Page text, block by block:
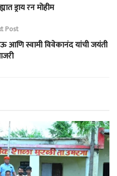
ड्राय रन मोहीम
Post
आणि स्वामी विवेकानंद यांची जयंती